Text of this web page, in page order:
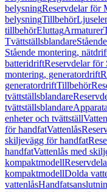
belysningReservdelar för
belysningTillbehör
tillbehörEluttagArmaturer
Tvättställsblandare
Stående montering,
batteridriftReservdelar för
montering, generatordrift
generatordriftTillbehör
tvättställsblandare
tvättställsblandare
enheter och tvättställ
för handfatVattenlås
skiljevägg för handfat
handfatVattenlås med
kompaktmodell
kompaktmodellDolda
vattenlås